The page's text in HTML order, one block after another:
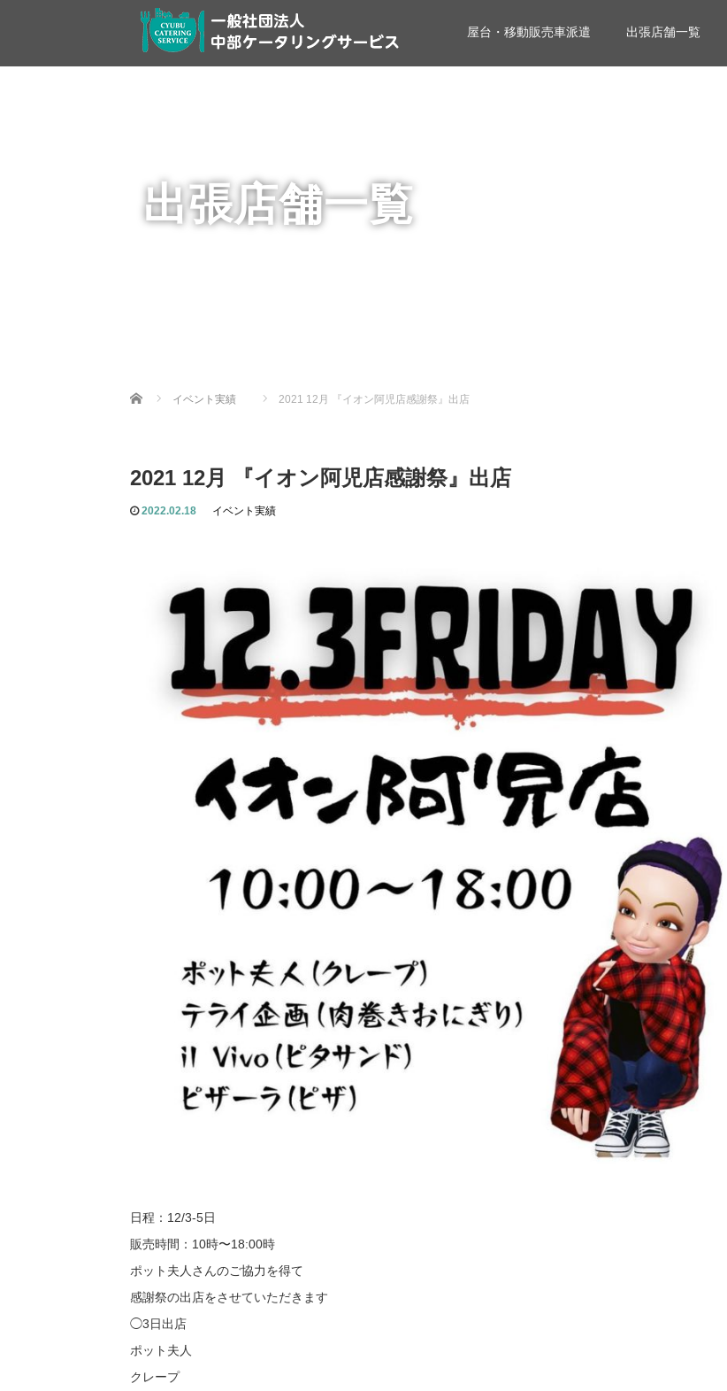
屋台・移動販売車派遣 出張店舗一覧
出張店舗一覧
Home イベント実績 2021 12月 『イオン阿児店感謝祭』出店
2021 12月 『イオン阿児店感謝祭』出店
2022.02.18 イベント実績
日程：12/3-5日
販売時間：10時〜18:00時
ポット夫人さんのご協力を得て
感謝祭の出店をさせていただきます
◯3日出店
ポット夫人
クレープ